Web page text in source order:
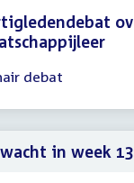
debat
in week 13